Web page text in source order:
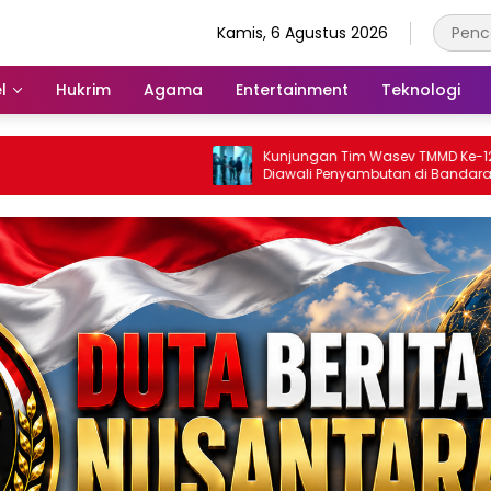
Kamis, 6 Agustus 2026
Hukrim Agama Entertainment Teknologi
Kunjungan Tim Wasev TMMD Ke-129
Diawali Penyambutan di Bandara SMB II